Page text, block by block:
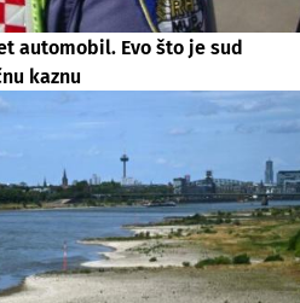
automobil. Evo što je sud
kaznu